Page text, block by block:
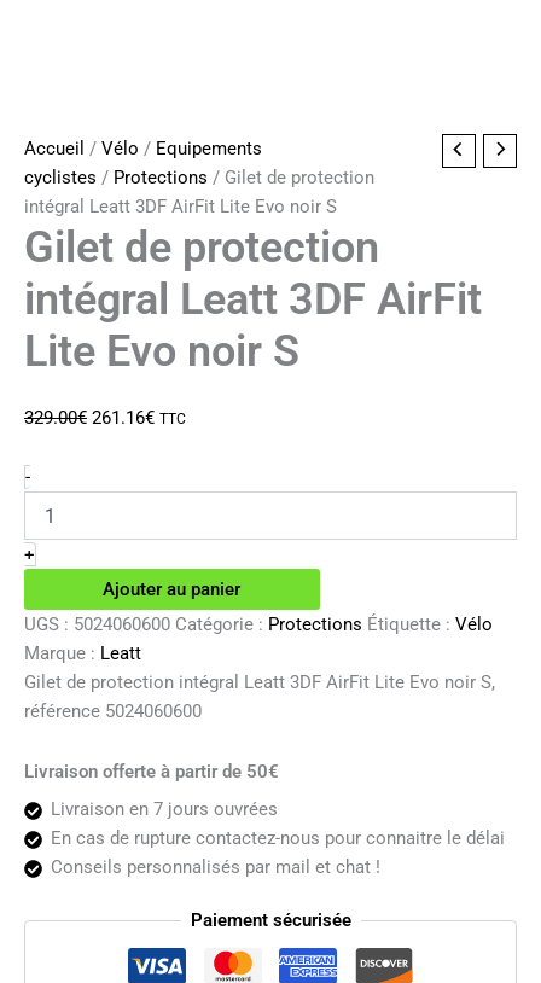
Accueil / Vélo / Equipements
cyclistes / Protections / Gilet de protection
intégral Leatt 3DF AirFit Lite Evo noir S
Gilet de protection
intégral Leatt 3DF AirFit
Lite Evo noir S
329.00€ Le
261.16€Le
TTC
-quantité
de
Gilet
de
protection
Leatt
3DF
AirFit
Lite
Evo
S
+
Ajouter au panier
UGS : 5024060600 Catégorie : Protections Étiquette : Vélo
Marque : Leatt
Gilet de protection intégral Leatt 3DF AirFit Lite Evo noir S,
référence 5024060600
Livraison offerte à partir de 50€
Livraison en 7 jours ouvrées
En cas de rupture contactez-nous pour connaitre le délai
Conseils personnalisés par mail et chat !
Paiement sécurisée